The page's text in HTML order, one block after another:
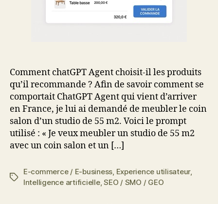
Comment chatGPT Agent choisit-il les produits
qu’il recommande ? Afin de savoir comment se
comportait ChatGPT Agent qui vient d’arriver
en France, je lui ai demandé de meubler le coin
salon d’un studio de 55 m2. Voici le prompt
utilisé : « Je veux meubler un studio de 55 m2
avec un coin salon et un […]
Étiquettes
E-commerce / E-business, Experience utilisateur,
Intelligence artificielle,SEO / SMO / GEO